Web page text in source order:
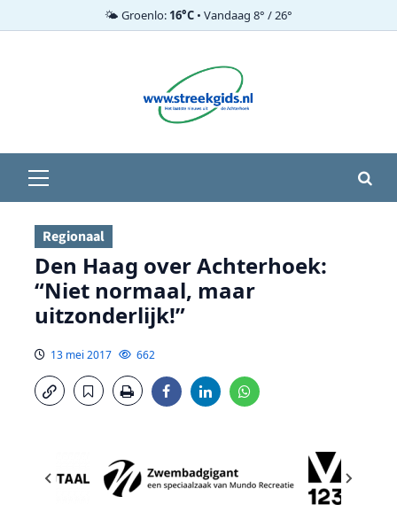
🌤️ Groenlo: 16°C • Vandaag 8° / 26°
menu
Regionaal
Den Haag over Achterhoek:
“Niet normaal, maar
uitzonderlijk!”
13 mei 2017 662